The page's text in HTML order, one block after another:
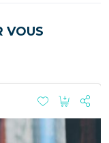
VOUS